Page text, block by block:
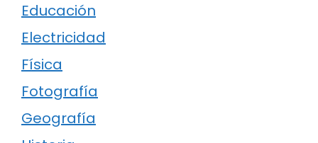
Educación
Electricidad
Física
Fotografía
Geografía